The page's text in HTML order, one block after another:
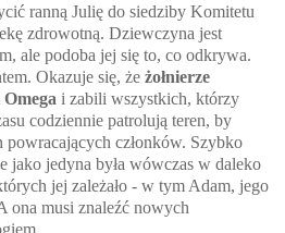
ranną Julię do siedziby Komitetu
zdrowotną. Dziewczyna jest
ale podoba jej się to, co odkrywa.
Okazuje się, że żołnierze
i zabili wszystkich, którzy
codziennie patrolują teren, by
powracających członków. Szybko
jako jedyna była wówczas w daleko
jej zależało - w tym Adam, jego
ona musi znaleźć nowych